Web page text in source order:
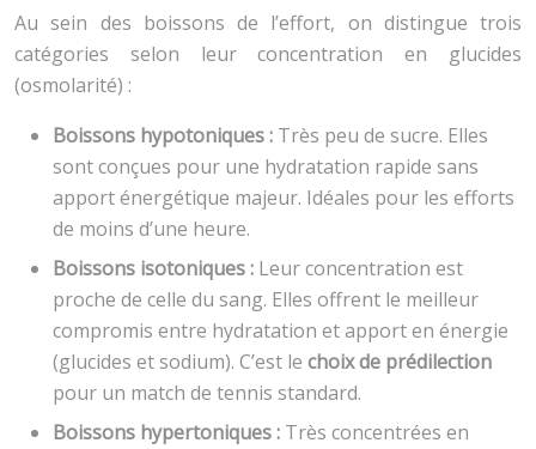
Au sein des boissons de l’effort, on distingue trois
catégories selon leur concentration en glucides
(osmolarité) :
Boissons hypotoniques : Très peu de sucre. Elles
sont conçues pour une hydratation rapide sans
apport énergétique majeur. Idéales pour les efforts
de moins d’une heure.
Boissons isotoniques : Leur concentration est
proche de celle du sang. Elles offrent le meilleur
compromis entre hydratation et apport en énergie
(glucides et sodium). C’est le choix de prédilection
pour un match de tennis standard.
Boissons hypertoniques : Très concentrées en